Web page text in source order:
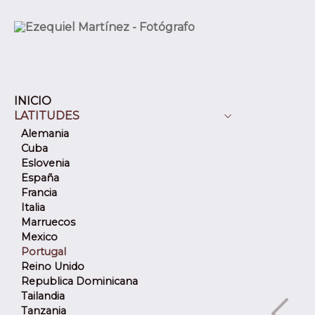
INICIO
LATITUDES
Alemania
Cuba
Eslovenia
España
Francia
Italia
Marruecos
Mexico
Portugal
Reino Unido
Republica Dominicana
Tailandia
Tanzania